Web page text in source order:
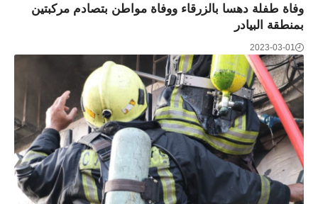
وفاة طفلة دهسا بالزرقاء ووفاة مواطن بتصادم مركبتين
بمنطقة البيادر
2023-03-01